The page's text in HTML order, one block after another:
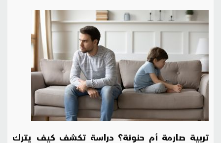
تربية صارمة أم حنونة؟ دراسة تكشف كيف يترك